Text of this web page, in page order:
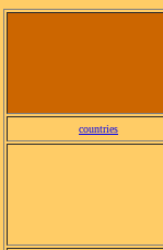
countries